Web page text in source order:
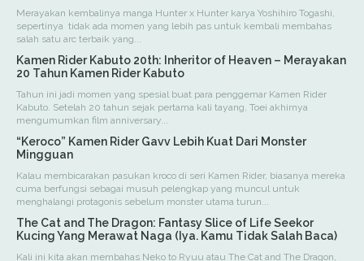
Merayakan kembalinya manga Hunter x Hunter karya Yoshihiro Togashi,
sepertinya tidak ada momen yang lebih pas untuk kembali membahas
salah satu arc terbaik yang...
Kamen Rider Kabuto 20th: Inheritor of Heaven – Merayakan
20 Tahun Kamen Rider Kabuto
Tahun ini jadi momen yang spesial buat para penggemar Kamen Rider
Kabuto. Setelah 20 tahun sejak pertama kali tayang, Toei akhirnya
mengumumkan film anniversary...
“Keroco” Kamen Rider Gavv Lebih Kuat Dari Monster
Mingguan
Kalau membicarakan pasukan kroco di seri Kamen Rider, biasanya mereka
cuma berfungsi sebagai musuh pelengkap yang muncul untuk
menghalangi protagonis sebelum monster utama turun...
The Cat and The Dragon: Fantasy Slice of Life Seekor
Kucing Yang Merawat Naga (Iya. Kamu Tidak Salah Baca)
Kali ini kita akan membahas Neko to Ryuu atau The Cat and The Dragon,